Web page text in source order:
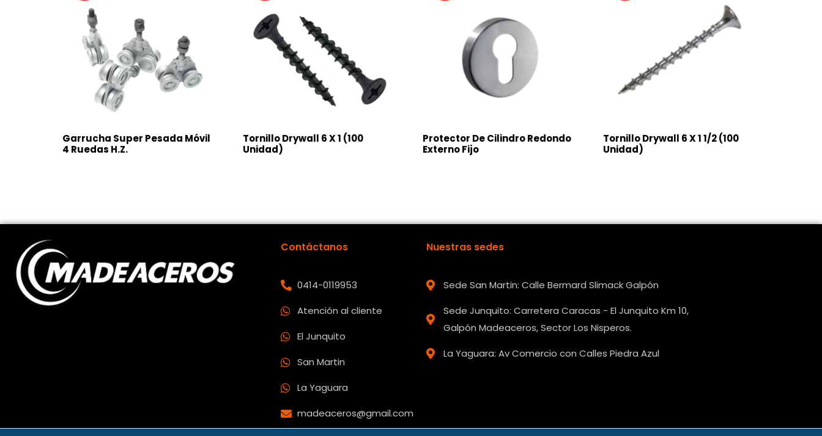
Garrucha Super Pesada Móvil
4 Ruedas H.Z.
Tornillo Drywall 6 X 1 (100
Unidad)
Protector De Cilindro Redondo
Externo Fijo
Tornillo Drywall 6 X 1 1/2 (100
Unidad)
Contáctanos
0414-0119953
Atención al cliente
El Junquito
San Martin
La Yaguara
madeaceros@gmail.com
Nuestras sedes
Sede San Martin: Calle Bermard Slimack Galpón
Sede Junquito: Carretera Caracas - El Junquito Km 10,
Galpón Madeaceros, Sector Los Nisperos.
La Yaguara: Av Comercio con Calles Piedra Azul